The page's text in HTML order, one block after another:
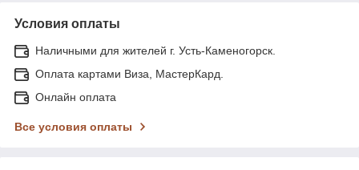
Условия оплаты
Наличными для жителей г. Усть-Каменогорск.
Оплата картами Виза, МастерКард.
Онлайн оплата
Все условия оплаты